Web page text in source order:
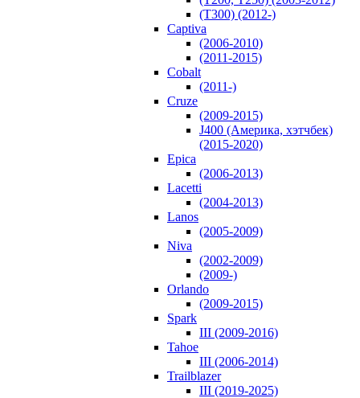
(Т300) (2012-)
Captiva
(2006-2010)
(2011-2015)
Cobalt
(2011-)
Cruze
(2009-2015)
J400 (Америка, хэтчбек)
(2015-2020)
Epica
(2006-2013)
Lacetti
(2004-2013)
Lanos
(2005-2009)
Niva
(2002-2009)
(2009-)
Orlando
(2009-2015)
Spark
III (2009-2016)
Tahoe
III (2006-2014)
Trailblazer
III (2019-2025)